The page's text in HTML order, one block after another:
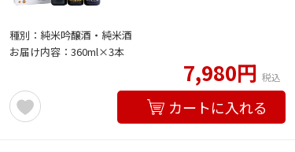
種別：純米吟醸酒・純米酒
お届け内容：360ml×3本
7,980円 税込
カートに入れる